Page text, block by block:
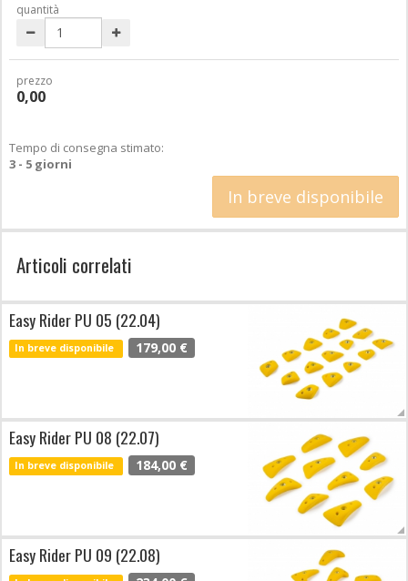
quantità
prezzo
0,00
Tempo di consegna stimato:
3 - 5 giorni
In breve disponibile
Articoli correlati
Easy Rider PU 05 (22.04)
In breve disponibile 179,00 €
Easy Rider PU 08 (22.07)
In breve disponibile 184,00 €
Easy Rider PU 09 (22.08)